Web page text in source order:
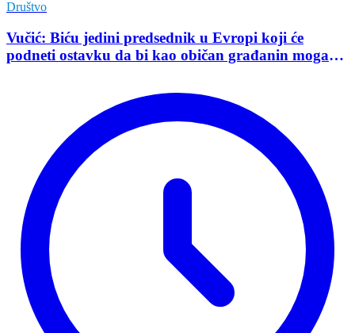
Društvo
Vučić: Biću jedini predsednik u Evropi koji će
podneti ostavku da bi kao običan građanin mogao